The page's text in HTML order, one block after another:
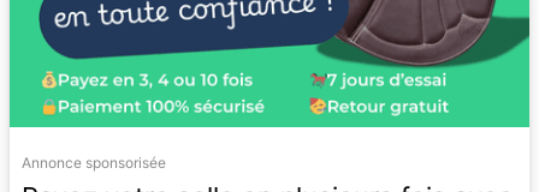
Annonce sponsorisée